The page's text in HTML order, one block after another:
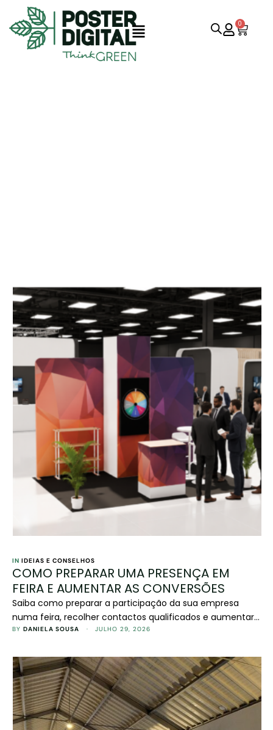
0
IN IDEIAS E CONSELHOS
COMO PREPARAR UMA PRESENÇA EM
FEIRA E AUMENTAR AS CONVERSÕES
Saiba como preparar a participação da sua empresa
numa feira, recolher contactos qualificados e aumentar
as conversões depois do evento.
BY DANIELA SOUSA · JULHO 29, 2026